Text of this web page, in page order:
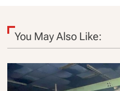
You May Also Like: